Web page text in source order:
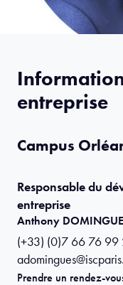
entreprise
Campus
Responsable du
entreprise
Anthony
(+33) (0)7 66 76 99
Prendre un rendez-